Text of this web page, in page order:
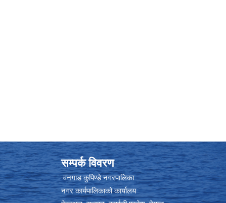
सम्पर्क विवरण
वनगाड कुपिण्डे नगरपालिका
नगर कार्यपालिकाको कार्यालय